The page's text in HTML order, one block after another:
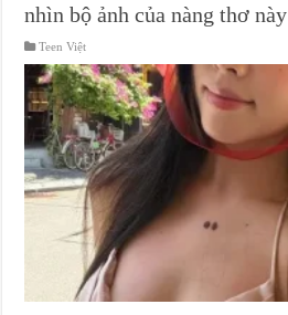
nhìn bộ ảnh của nàng thơ này
Teen Việt